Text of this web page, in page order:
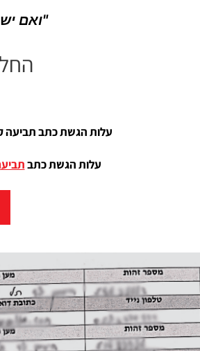
"ואם
עלות הגשת כתב תביעה קטנה (עד 5 ימי עסקים) – 550 ש"ח
עלות הגשת כתב